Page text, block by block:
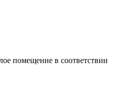
помещение в соответствии